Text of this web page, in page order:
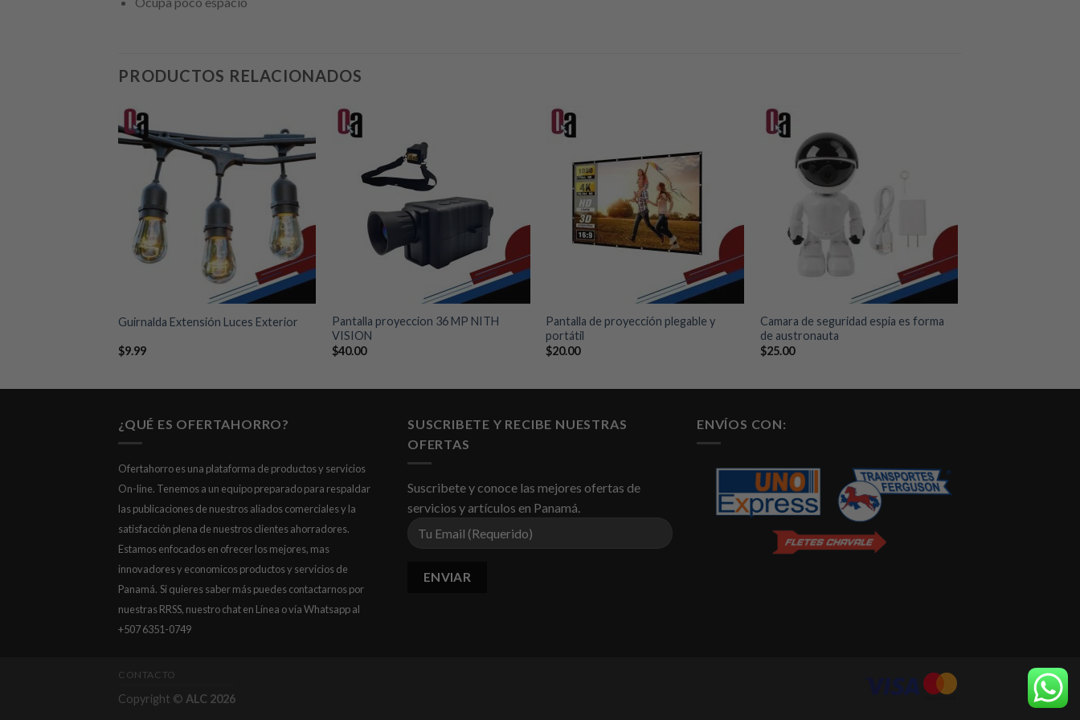
PRODUCTOS RELACIONADOS
Añadir
a la
lista de
deseos
Guirnalda Extensión Luces Exterior
$9.99
Pantalla proyeccion 36 MP NITH
VISION
$40.00
Añadir
deseos
Pantalla de proyección plegable y
portátil
$20.00
Camara de seguridad espia es forma
de austronauta
$25.00
¿QUÉ ES OFERTAHORRO?
Ofertahorro es una plataforma de productos y servicios
On-line. Tenemos a un equipo preparado para respaldar
las publicaciones de nuestros aliados comerciales y la
satisfacción plena de nuestros clientes ahorradores.
Estamos enfocados en ofrecer los mejores, mas
innovadores y economicos productos y servicios de
Panamá. Si quieres saber más puedes contactarnos por
nuestras RRSS, nuestro chat en Línea o vía Whatsapp al
+507 6351-0749
SUSCRIBETE Y RECIBE NUESTRAS
OFERTAS
Suscribete y conoce las mejores ofertas de
servicios y artículos en Panamá.
ENVÍOS CON:
CONTACTO
Copyright © ALC 2026